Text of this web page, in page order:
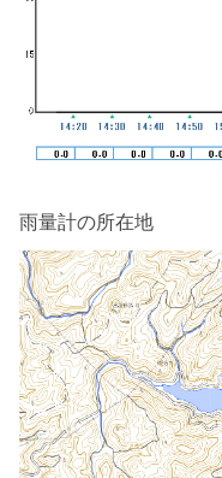
雨量計の所在地